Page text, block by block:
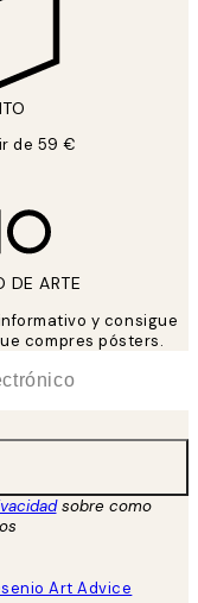
de 59 €
DE ARTE
y consigue
compres pósters.
sobre como
Art Advice